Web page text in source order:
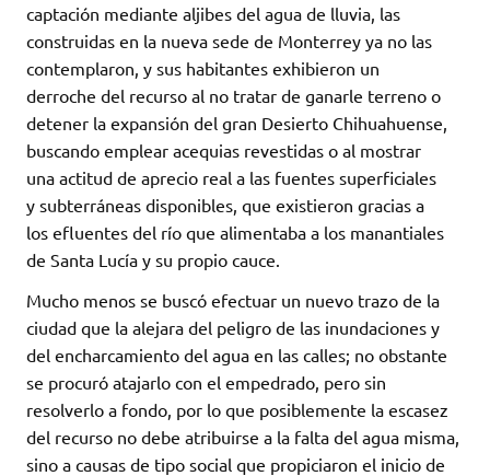
captación mediante aljibes del agua de lluvia, las
construidas en la nueva sede de Monterrey ya no las
contemplaron, y sus habitantes exhibieron un
derroche del recurso al no tratar de ganarle terreno o
detener la expansión del gran Desierto Chihuahuense,
buscando emplear acequias revestidas o al mostrar
una actitud de aprecio real a las fuentes superficiales
y subterráneas disponibles, que existieron gracias a
los efluentes del río que alimentaba a los manantiales
de Santa Lucía y su propio cauce.
Mucho menos se buscó efectuar un nuevo trazo de la
ciudad que la alejara del peligro de las inundaciones y
del encharcamiento del agua en las calles; no obstante
se procuró atajarlo con el empedrado, pero sin
resolverlo a fondo, por lo que posiblemente la escasez
del recurso no debe atribuirse a la falta del agua misma,
sino a causas de tipo social que propiciaron el inicio de